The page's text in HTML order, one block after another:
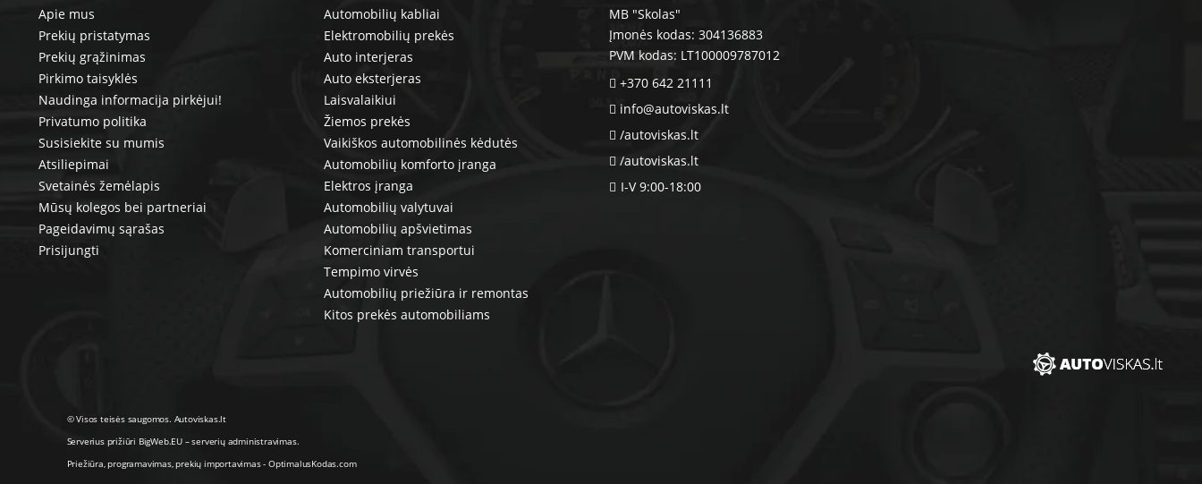
Apie mus
Prekių pristatymas
Prekių grąžinimas
Pirkimo taisyklės
Naudinga informacija pirkėjui!
Privatumo politika
Susisiekite su mumis
Atsiliepimai
Svetainės žemėlapis
Mūsų kolegos bei partneriai
Pageidavimų sąrašas
Prisijungti
Automobilių kabliai
Elektromobilių prekės
Auto interjeras
Auto eksterjeras
Laisvalaikiui
Žiemos prekės
Vaikiškos automobilinės kėdutės
Automobilių komforto įranga
Elektros įranga
Automobilių valytuvai
Automobilių apšvietimas
Komerciniam transportui
Tempimo virvės
Automobilių priežiūra ir remontas
Kitos prekės automobiliams
MB "Skolas"
Įmonės kodas: 304136883
PVM kodas: LT100009787012
+370 642 21111
info@autoviskas.lt
/autoviskas.lt
/autoviskas.lt
I-V 9:00-18:00
© Visos teisės saugomos. Autoviskas.lt
Serverius prižiūri BigWeb.EU–serverių administravimas.
Priežiūra, programavimas,prekių importavimas- OptimalusKodas.com